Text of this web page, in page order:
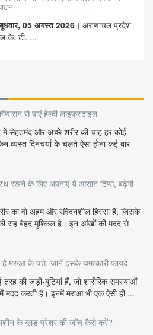
05 अगस्त 2026। अरुणाचल प्रदेश
के. टी. ...
से पाएं हेल्दी लाइफस्टाइल
सेहतमंद और अच्छे शरीर की चाह हर कोई
व्यस्त दिनचर्या के चलते ऐसा होना कई बार
रखने के लिए अपनाएं ये आसान टिप्स, बढ़ेगी
का वो अहम और संवेदनशील हिस्सा हैं, जिसके
की राह बेहद मुश्किल है। इन आंखों की मदद से
है मरुआ के पत्ते, जानें इसके चमत्कारी फायदे
की जड़ी-बूटियां हैं, जो शारीरिक समस्याओं
मदद करती हैं। इनमें मरुआ भी एक ऐसी ही ...
मशीन के ब्लड प्रेशर की जाँच कैसे करें?